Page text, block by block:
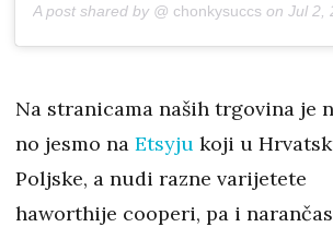
A post shared by @ chonkysuccs on Jul 2,
Na stranicama naših trgovina je
no jesmo na Etsyju koji u
Poljske, a nudi razne varijetete
haworthije cooperi, pa i